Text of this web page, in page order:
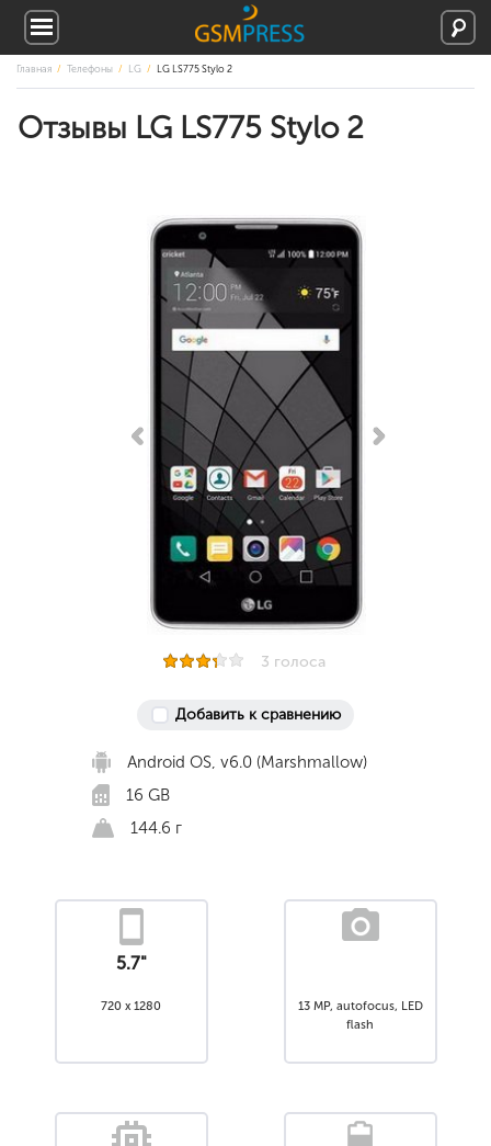
Главная Телефоны LG LG LS775 Stylo 2
Отзывы LG LS775 Stylo 2
3 голоса
Добавить к сравнению
Android OS, v6.0 (Marshmallow)
16 GB
144.6 г
5.7"
720 x 1280
13 MP, autofocus, LED
flash